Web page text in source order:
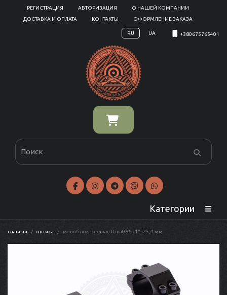
РЕГИСТРАЦИЯ АВТОРИЗАЦИЯ
О НАШЕЙ КОМПАНИИ
ДОСТАВКА И ОПЛАТА
КОНТАКТЫ ОФОРМЛЕНИЕ ЗАКАЗА
RU UA +380675765401
Категории
главная оптика моноблок beeman ftma086s 1", 25,4 мм